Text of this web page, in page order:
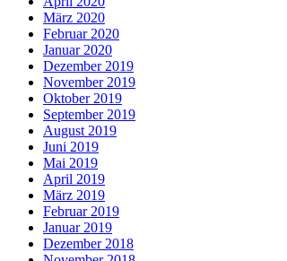
März 2020
Februar 2020
Januar 2020
Dezember 2019
November 2019
Oktober 2019
September 2019
August 2019
Juni 2019
Mai 2019
April 2019
März 2019
Februar 2019
Januar 2019
Dezember 2018